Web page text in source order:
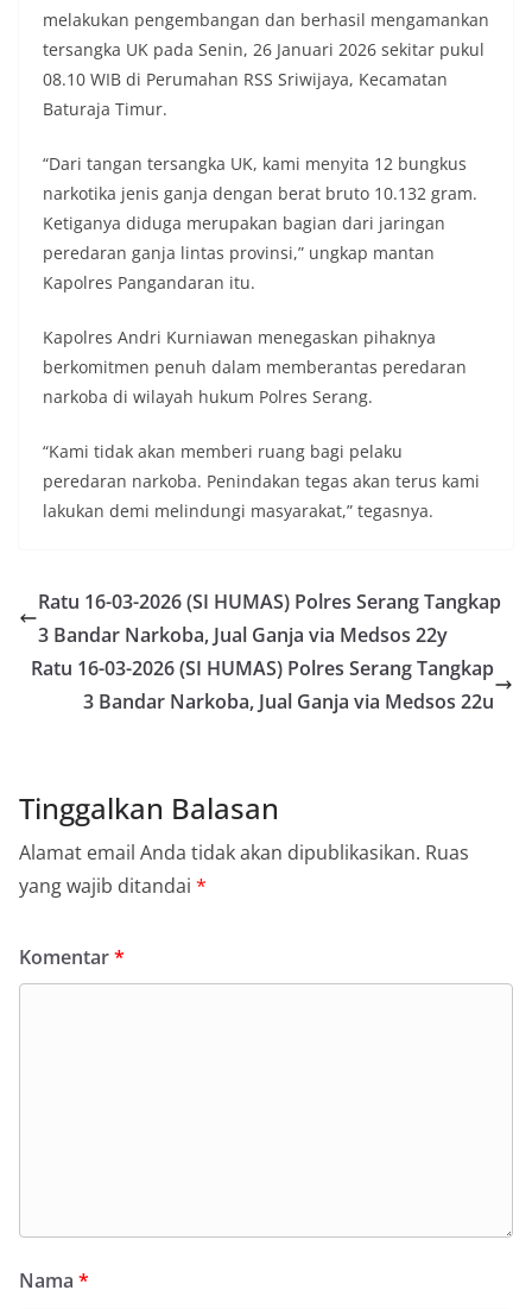
melakukan pengembangan dan berhasil mengamankan
tersangka UK pada Senin, 26 Januari 2026 sekitar pukul
08.10 WIB di Perumahan RSS Sriwijaya, Kecamatan
Baturaja Timur.
“Dari tangan tersangka UK, kami menyita 12 bungkus
narkotika jenis ganja dengan berat bruto 10.132 gram.
Ketiganya diduga merupakan bagian dari jaringan
peredaran ganja lintas provinsi,” ungkap mantan
Kapolres Pangandaran itu.
Kapolres Andri Kurniawan menegaskan pihaknya
berkomitmen penuh dalam memberantas peredaran
narkoba di wilayah hukum Polres Serang.
“Kami tidak akan memberi ruang bagi pelaku
peredaran narkoba. Penindakan tegas akan terus kami
lakukan demi melindungi masyarakat,” tegasnya.
Ratu 16-03-2026 (SI HUMAS) Polres Serang Tangkap
3 Bandar Narkoba, Jual Ganja via Medsos 22y
Ratu 16-03-2026 (SI HUMAS) Polres Serang Tangkap
3 Bandar Narkoba, Jual Ganja via Medsos 22u
Tinggalkan Balasan
Alamat email Anda tidak akan dipublikasikan. Ruas
yang wajib ditandai *
Komentar*
Nama *